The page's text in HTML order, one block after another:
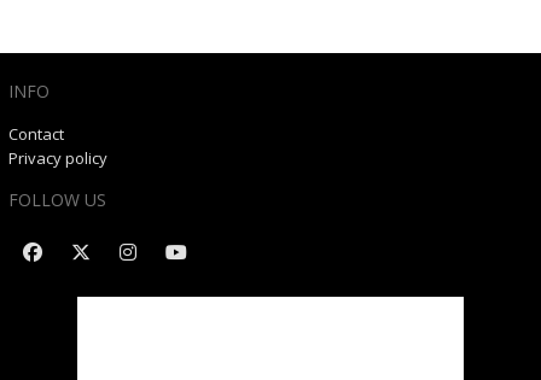
INFO
Contact
Privacy policy
FOLLOW US